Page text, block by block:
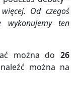
Od czegoś
wykonujemy ten
można do 26
można na